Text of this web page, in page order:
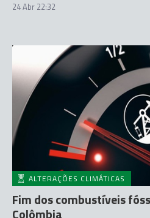
24 Abr 22:32
ALTERAÇÕES CLIMÁTICAS
Fim dos combustíveis
Colômbia